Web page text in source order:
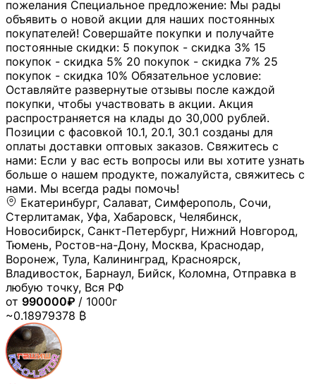
пожелания Специальное предложение: Мы рады
объявить о новой акции для наших постоянных
покупателей! Совершайте покупки и получайте
постоянные скидки: 5 покупок - скидка 3% 15
покупок - скидка 5% 20 покупок - скидка 7% 25
покупок - скидка 10% Обязательное условие:
Оставляйте развернутые отзывы после каждой
покупки, чтобы участвовать в акции. Акция
распространяется на клады до 30,000 рублей.
Позиции с фасовкой 10.1, 20.1, 30.1 созданы для
оплаты доставки оптовых заказов. Свяжитесь с
нами: Если у вас есть вопросы или вы хотите узнать
больше о нашем продукте, пожалуйста, свяжитесь с
нами. Мы всегда рады помочь!
Екатеринбург, Салават, Симферополь, Сочи,
Стерлитамак, Уфа, Хабаровск, Челябинск,
Новосибирск, Санкт-Петербург, Нижний Новгород,
Тюмень, Ростов-на-Дону, Москва, Краснодар,
Воронеж, Тула, Калининград, Красноярск,
Владивосток, Барнаул, Бийск, Коломна, Отправка в
любую точку, Вся РФ
от 990000₽ / 1000г
~0.18979378 ₿